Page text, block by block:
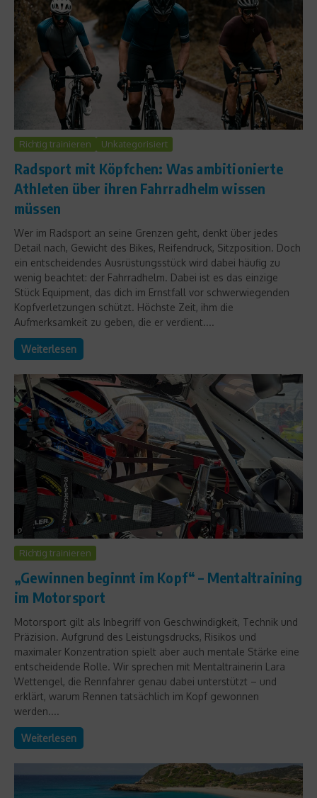
Richtig trainieren Unkategorisiert
Radsport mit Köpfchen: Was ambitionierte
Athleten über ihren Fahrradhelm wissen
müssen
Wer im Radsport an seine Grenzen geht, denkt über jedes
Detail nach, Gewicht des Bikes, Reifendruck, Sitzposition. Doch
ein entscheidendes Ausrüstungsstück wird dabei häufig zu
wenig beachtet: der Fahrradhelm. Dabei ist es das einzige
Stück Equipment, das dich im Ernstfall vor schwerwiegenden
Kopfverletzungen schützt. Höchste Zeit, ihm die
Aufmerksamkeit zu geben, die er verdient....
Weiterlesen
Richtig trainieren
„Gewinnen beginnt im Kopf“ – Mentaltraining
im Motorsport
Motorsport gilt als Inbegriff von Geschwindigkeit, Technik und
Präzision. Aufgrund des Leistungsdrucks, Risikos und
maximaler Konzentration spielt aber auch mentale Stärke eine
entscheidende Rolle. Wir sprechen mit Mentaltrainerin Lara
Wettengel, die Rennfahrer genau dabei unterstützt – und
erklärt, warum Rennen tatsächlich im Kopf gewonnen
werden....
Weiterlesen